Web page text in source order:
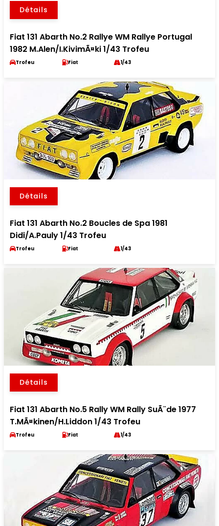
Détails
Fiat 131 Abarth No.2 Rallye WM Rallye Portugal
1982 M.Alen/I.KivimÃ¤ki 1/43 Trofeu
Trofeu Fiat 1/43
Détails
Fiat 131 Abarth No.2 Boucles de Spa 1981
Didi/A.Pauly 1/43 Trofeu
Trofeu Fiat 1/43
Détails
Fiat 131 Abarth No.5 Rally WM Rally SuÃ¨de 1977
T.MÃ¤kinen/H.Liddon 1/43 Trofeu
Trofeu Fiat 1/43